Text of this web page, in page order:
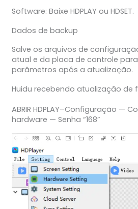
Software: Baixe HDPLAY ou HDSET.
Dados de backup
Salve os arquivos de
atual e da placa de controle
parâmetros após a atualização.
Huidu recebendo atualização de
ABRIR HDPLAY–Configuração —
hardware — Senha “168”